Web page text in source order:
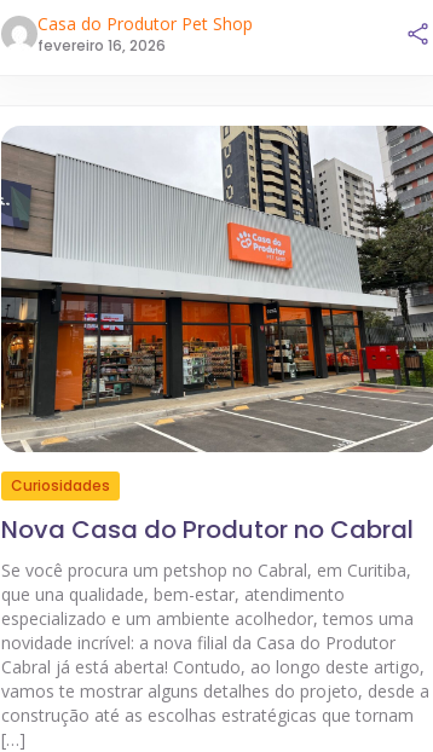
Casa do Produtor Pet Shop
fevereiro 16, 2026
Curiosidades
Nova Casa do Produtor no Cabral
Se você procura um petshop no Cabral, em Curitiba,
que una qualidade, bem-estar, atendimento
especializado e um ambiente acolhedor, temos uma
novidade incrível: a nova filial da Casa do Produtor
Cabral já está aberta! Contudo, ao longo deste artigo,
vamos te mostrar alguns detalhes do projeto, desde a
construção até as escolhas estratégicas que tornam
[…]